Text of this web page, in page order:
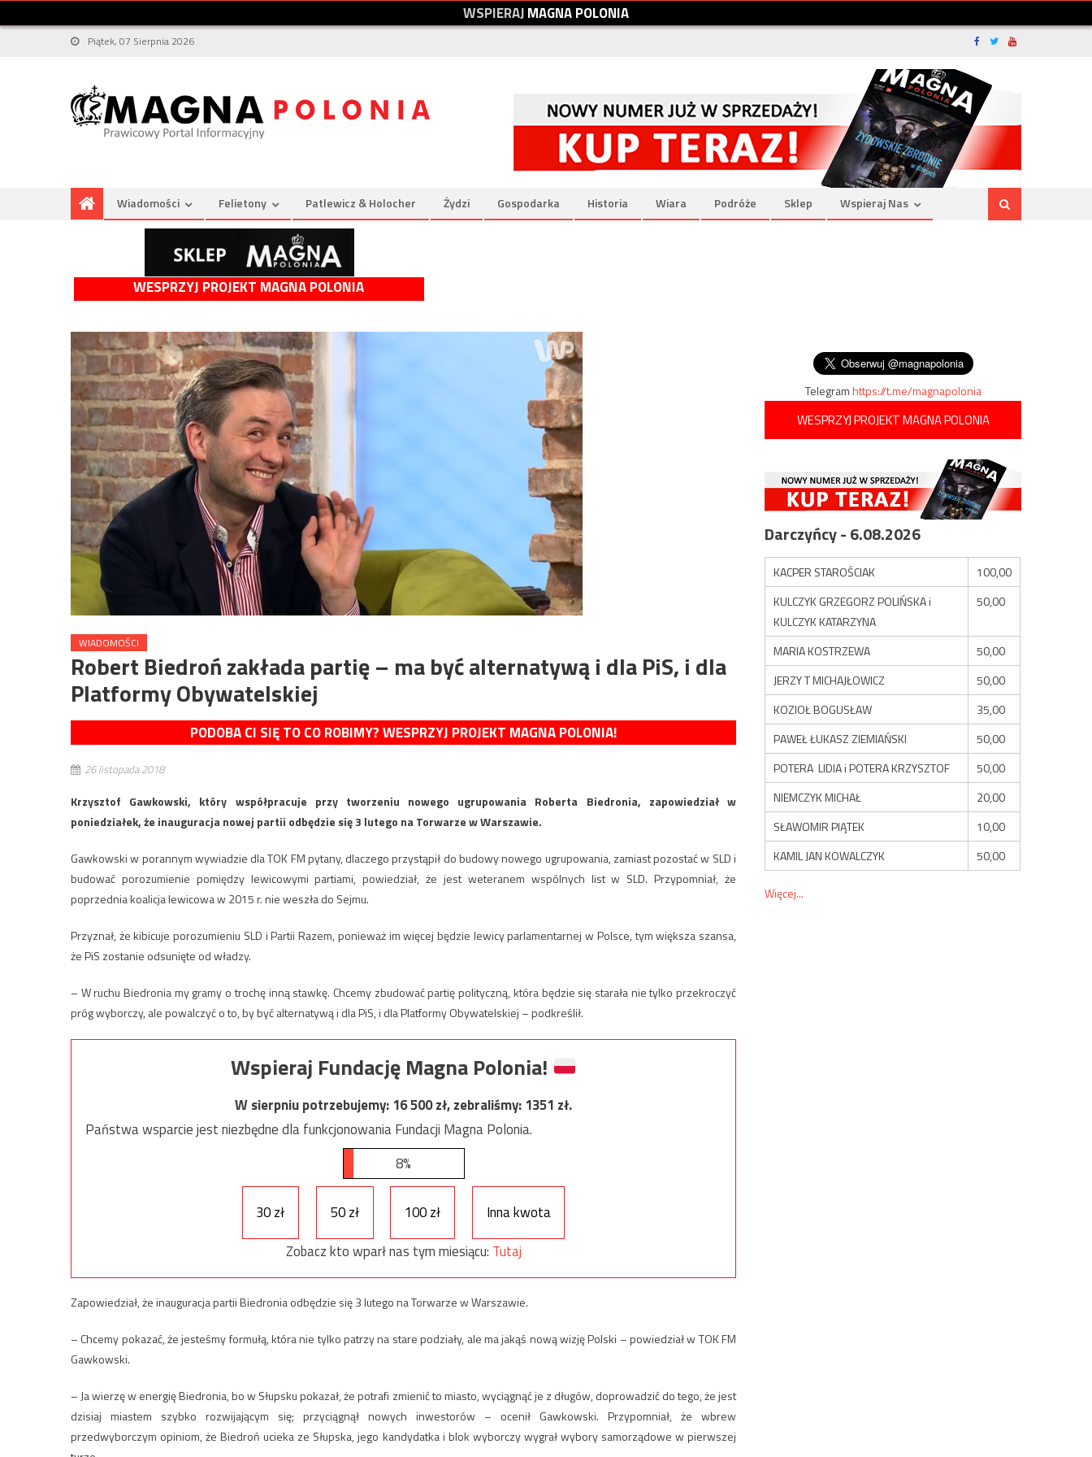
WSPIERAJMAGNAPOLONIA
Piątek, 07 Sierpnia 2026
Wiadomości Felietony Patlewicz & Holocher Żydzi Gospodarka Historia Wiara Podróże Sklep Wspieraj Nas
WESPRZYJ PROJEKT MAGNA POLONIA
WIADOMOŚCI
Robert Biedroń zakłada partię – ma być alternatywą i dla PiS, i dla
Platformy Obywatelskiej
PODOBA CI SIĘ TO CO ROBIMY? WESPRZYJ PROJEKT MAGNA POLONIA!
26 listopada 2018
Krzysztof Gawkowski, który współpracuje przy tworzeniu nowego ugrupowania Roberta Biedronia, zapowiedział w
poniedziałek, że inauguracja nowej partii odbędzie się 3 lutego na Torwarze w Warszawie.
Gawkowski w porannym wywiadzie dla TOK FM pytany, dlaczego przystąpił do budowy nowego ugrupowania, zamiast pozostać w SLD i
budować porozumienie pomiędzy lewicowymi partiami, powiedział, że jest weteranem wspólnych list w SLD. Przypomniał, że
poprzednia koalicja lewicowa w 2015 r. nie weszła do Sejmu.
Przyznał, że kibicuje porozumieniu SLD i Partii Razem, ponieważ im więcej będzie lewicy parlamentarnej w Polsce, tym większa szansa,
że PiS zostanie odsunięte od władzy.
– W ruchu Biedronia my gramy o trochę inną stawkę. Chcemy zbudować partię polityczną, która będzie się starała nie tylko przekroczyć
próg wyborczy, ale powalczyć o to, by być alternatywą i dla PiS, i dla Platformy Obywatelskiej – podkreślił.
Wspieraj Fundację Magna Polonia!
W sierpniu potrzebujemy:16 500zł, zebraliśmy:1351 zł.
Państwa wsparcie jest niezbędne dla funkcjonowania Fundacji Magna Polonia.
8%
30 zł 50 zł 100 zł
Inna kwota
Zobacz kto wparł nas tym miesiącu: Tutaj
Zapowiedział, że inauguracja partii Biedronia odbędzie się 3 lutego na Torwarze w Warszawie.
– Chcemy pokazać, że jesteśmy formułą, która nie tylko patrzy na stare podziały, ale ma jakąś nową wizję Polski – powiedział w TOK FM
Gawkowski.
– Ja wierzę w energię Biedronia, bo w Słupsku pokazał, że potrafi zmienić to miasto, wyciągnąć je z długów, doprowadzić do tego, że jest
dzisiaj miastem szybko rozwijającym się; przyciągnął nowych inwestorów – ocenił Gawkowski. Przypomniał, że wbrew
przedwyborczym opiniom, że Biedroń ucieka ze Słupska, jego kandydatka i blok wyborczy wygrał wybory samorządowe w pierwszej
Telegramhttps://t.me/magnapolonia
WESPRZYJ PROJEKT MAGNA POLONIA
Darczyńcy - 6.08.2026
KACPER STAROŚCIAK
100,00
KULCZYK GRZEGORZ POLIŃSKA i
KULCZYK KATARZYNA
50,00
MARIA KOSTRZEWA
50,00
JERZY T MICHAJŁOWICZ
50,00
KOZIOŁ BOGUSŁAW
35,00
PAWEŁ ŁUKASZ ZIEMIAŃSKI
50,00
POTERA LIDIA i POTERA KRZYSZTOF
50,00
NIEMCZYK MICHAŁ
20,00
SŁAWOMIR PIĄTEK
10,00
KAMIL JAN KOWALCZYK
50,00
Więcej...